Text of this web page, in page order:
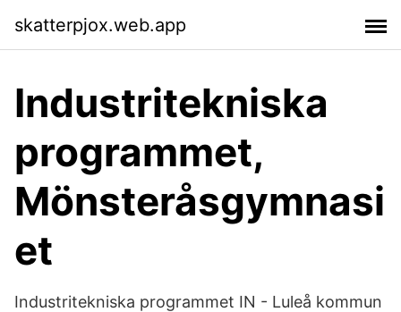
skatterpjox.web.app
Industritekniska
programmet,
Mönsteråsgymnasi
et
Industritekniska programmet IN - Luleå kommun